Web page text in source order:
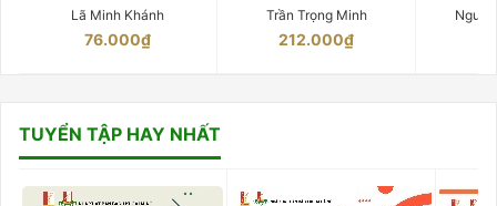
Lã Minh Khánh
76.000₫
Trần Trọng Minh
212.000₫
TUYỂN TẬP HAY NHẤT